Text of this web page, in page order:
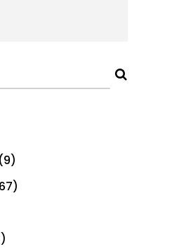
(9)